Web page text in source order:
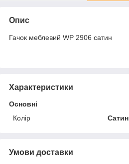
Опис
Гачок меблевий WP 2906 сатин
Характеристики
Основні
Колір
Сатин
Умови доставки